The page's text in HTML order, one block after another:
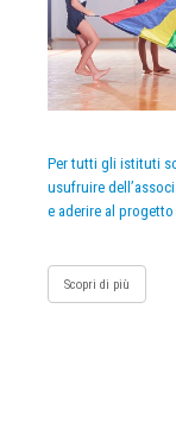
Per tutti gli istituti
usufruire
e aderire al
Scopri di più